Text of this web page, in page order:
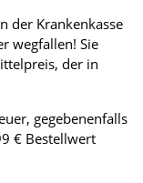
der Krankenkasse
wegfallen! Sie
der in
gegebenenfalls
€ Bestellwert